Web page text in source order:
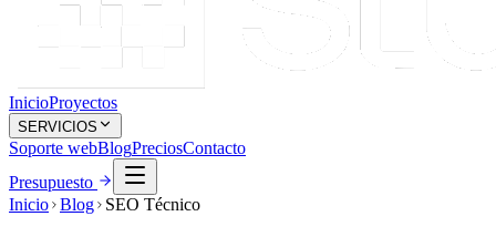
InicioProyectos
SERVICIOS
Soporte webBlogPreciosContacto
Presupuesto
Inicio Blog SEO Técnico